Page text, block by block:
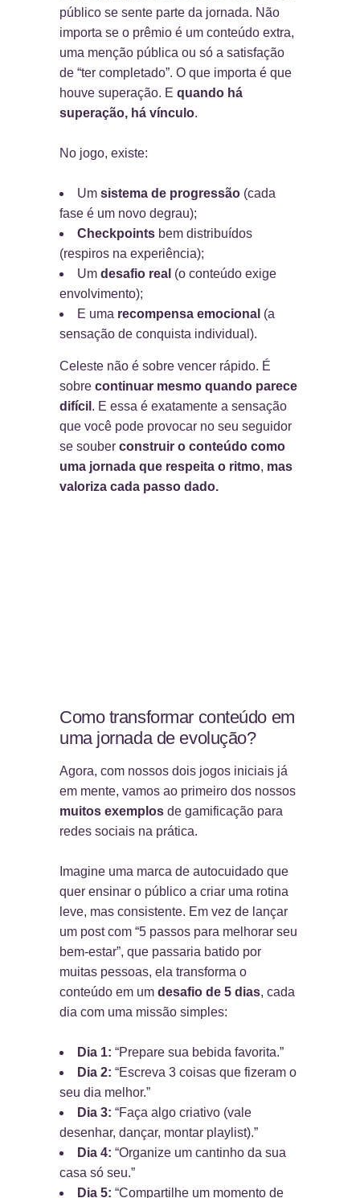
público se sente parte da jornada. Não
importa se o prêmio é um conteúdo extra,
uma menção pública ou só a satisfação
de “ter completado”. O que importa é que
houve superação. E quando há
superação, há vínculo.
No jogo, existe:
Um sistema de progressão (cada
fase é um novo degrau);
Checkpoints bem distribuídos
(respiros na experiência);
Um desafio real (o conteúdo exige
envolvimento);
E uma recompensa emocional (a
sensação de conquista individual).
Celeste não é sobre vencer rápido. É
sobre continuar mesmo quando parece
difícil . E essa é exatamente a sensação
que você pode provocar no seu seguidor
se souber construir o conteúdo como
uma jornada que respeita o ritmo, mas
valoriza cada passo dado.
Como transformar conteúdo em
uma jornada de evolução?
Agora, com nossos dois jogos iniciais já
em mente, vamos ao primeiro dos nossos
muitos exemplos de gamificação para
redes sociais na prática.
Imagine uma marca de autocuidado que
quer ensinar o público a criar uma rotina
leve, mas consistente. Em vez de lançar
um post com “5 passos para melhorar seu
bem-estar”, que passaria batido por
muitas pessoas, ela transforma o
conteúdo em um desafio de 5 dias, cada
dia com uma missão simples:
Dia 1: “Prepare sua bebida favorita.”
Dia 2: “Escreva 3 coisas que fizeram o
seu dia melhor.”
Dia 3: “Faça algo criativo (vale
desenhar, dançar, montar playlist).”
Dia 4: “Organize um cantinho da sua
casa só seu.”
Dia 5: “Compartilhe um momento de